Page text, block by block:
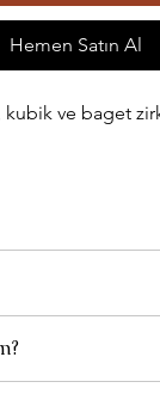
Hemen Satın Al
ve baget
etmediği
bezi ile hafifçe
posta tarafınıza
olduğunu